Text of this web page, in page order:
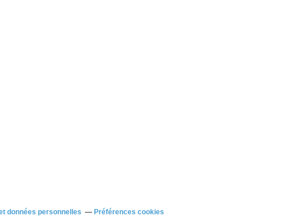
données personnelles Préférences cookies